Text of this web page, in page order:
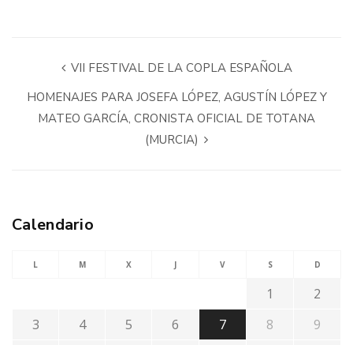
VII FESTIVAL DE LA COPLA ESPAÑOLA
HOMENAJES PARA JOSEFA LÓPEZ, AGUSTÍN LÓPEZ Y
MATEO GARCÍA, CRONISTA OFICIAL DE TOTANA
(MURCIA)
Calendario
L M X J V S D
1
2
3
4 5 6 7 8
9